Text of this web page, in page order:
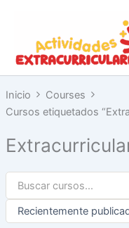
contenido
Inicio
Courses
Cursos etiquetados